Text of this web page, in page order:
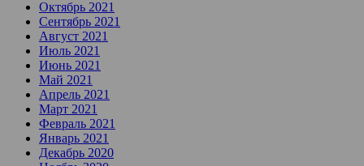
Октябрь 2021
Сентябрь 2021
Август 2021
Июль 2021
Июнь 2021
Май 2021
Апрель 2021
Март 2021
Февраль 2021
Январь 2021
Декабрь 2020